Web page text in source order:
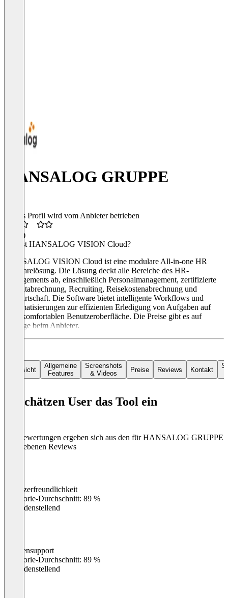
HANSALOG GRUPPE
Dieses Profil wird vom Anbieter betrieben
(2)
Was ist HANSALOG VISION Cloud?
HANSALOG VISION Cloud ist eine modulare All-in-one HR
Softwarelösung. Die Lösung deckt alle Bereiche des HR-
Managements ab, einschließlich Personalmanagement, zertifizierte
Entgeltabrechnung, Recruiting, Reisekostenabrechnung und
Zeitwirtschaft. Die Software bietet intelligente Workflows und
Automatisierungen zur effizienten Erledigung von Aufgaben auf
einer komfortablen Benutzeroberfläche. Die Preise gibt es auf
Anfrage beim Anbieter.
Übersicht
Allgemeine
Features
Screenshots
& Videos
Preise Reviews Kontakt
So schätzen User das Tool ein
Die Bewertungen ergeben sich aus den für HANSALOG GRUPPE
abgegebenen Reviews
Benutzerfreundlichkeit
Kategorie-Durchschnitt: 89 %
Zufriedenstellend
Kundensupport
Kategorie-Durchschnitt: 89 %
Zufriedenstellend